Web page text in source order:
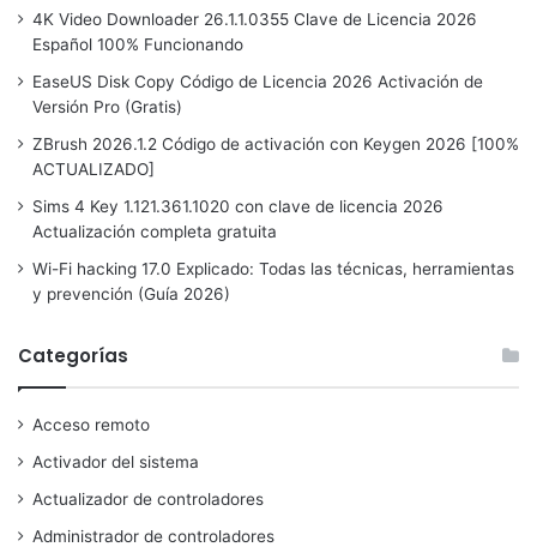
4K Video Downloader 26.1.1.0355 Clave de Licencia 2026
Español 100% Funcionando
EaseUS Disk Copy Código de Licencia 2026 Activación de
Versión Pro (Gratis)
ZBrush 2026.1.2 Código de activación con Keygen 2026 [100%
ACTUALIZADO]
Sims 4 Key 1.121.361.1020 con clave de licencia 2026
Actualización completa gratuita
Wi-Fi hacking 17.0 Explicado: Todas las técnicas, herramientas
y prevención (Guía 2026)
Categorías
Acceso remoto
Activador del sistema
Actualizador de controladores
Administrador de controladores